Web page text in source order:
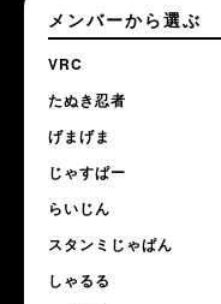
メンバーから選ぶ
VRC
たぬき忍者
げまげま
じゃすぱー
らいじん
スタンミじゃぱん
しゃるる